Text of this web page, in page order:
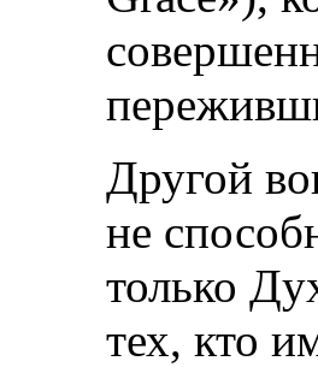
Другой
не
только
тех, кто